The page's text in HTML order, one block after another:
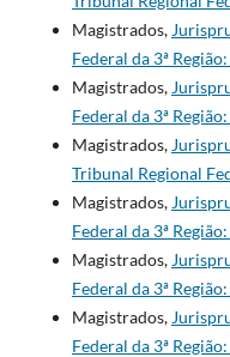
Magistrados,
Federal da 3ª
Magistrados,
Federal da 3ª
Magistrados,
Tribunal Regional
Magistrados,
Federal da 3ª
Magistrados,
Federal da 3ª
Magistrados,
Federal da 3ª